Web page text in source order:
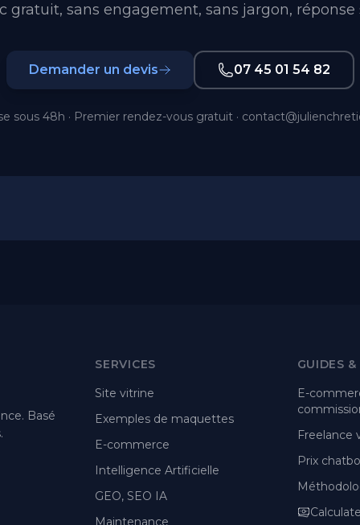
gratuit, sans engagement, sans jargon, réponse
Demander un devis 07 45 01 54 82
sous 48h · Premier rendez-vous gratuit ·
Basé
SERVICES
Site vitrine
Exemples de maquettes
E-commerce
Intelligence Artificielle
GEO, SEO IA
Maintenance
GUIDES
E-
Freelance
Prix